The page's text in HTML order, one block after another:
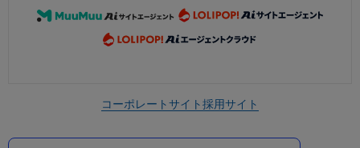
コーポレートサイト採用サイト